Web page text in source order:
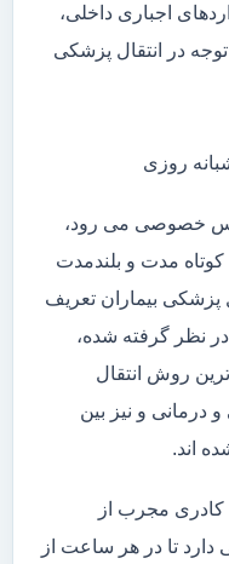
اجباری داخلی،
توجه در انتقال پزشکی
روزی
خصوصی می رود،
کوتاه مدت و بلندمدت
پزشکی بیماران تعریف
نظر گرفته شده،
روش انتقال
درمانی و نیز بین
اند.
کادری مجرب از
دارد تا در هر ساعت از